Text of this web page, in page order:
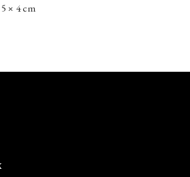
× 4 cm